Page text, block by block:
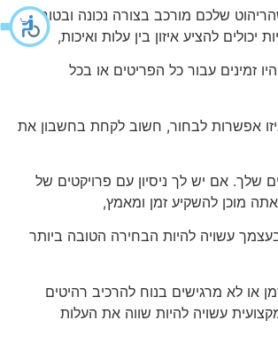
שלכם מורכב בצורה נכונה ובטוחה.
יכולים להציע איזון בין עלות ואיכות,
זמינים עבור כל הפריטים או בכל
אפשרות לבחור, חשוב לקחת בחשבון את
שלך. אם יש לך ניסיון עם פרויקטים של
מוכן להשקיע זמן ומאמץ,
עשויה להיות הבחירה הטובה ביותר
או לא מרגישים בנוח להרכיב רהיטים
עשויה להיות שווה את העלות